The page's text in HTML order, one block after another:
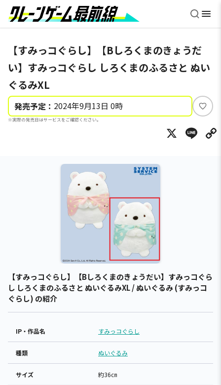
【すみっコぐらし】【Bしろくまのきょうだ
い】すみっコぐらし しろくまのふるさと ぬい
ぐるみXL
発売予定： 2024年9月13日 0時
※実際の発売日はサービスをご確認ください。
い
ね
X
【すみっコぐらし】【Bしろくまのきょうだい】すみっコぐら
し しろくまのふるさと ぬいぐるみXL / ぬいぐるみ (すみっコ
ぐらし) の紹介
IP・作品名 すみっコぐらし
種類 ぬいぐるみ
サイズ 約36㎝